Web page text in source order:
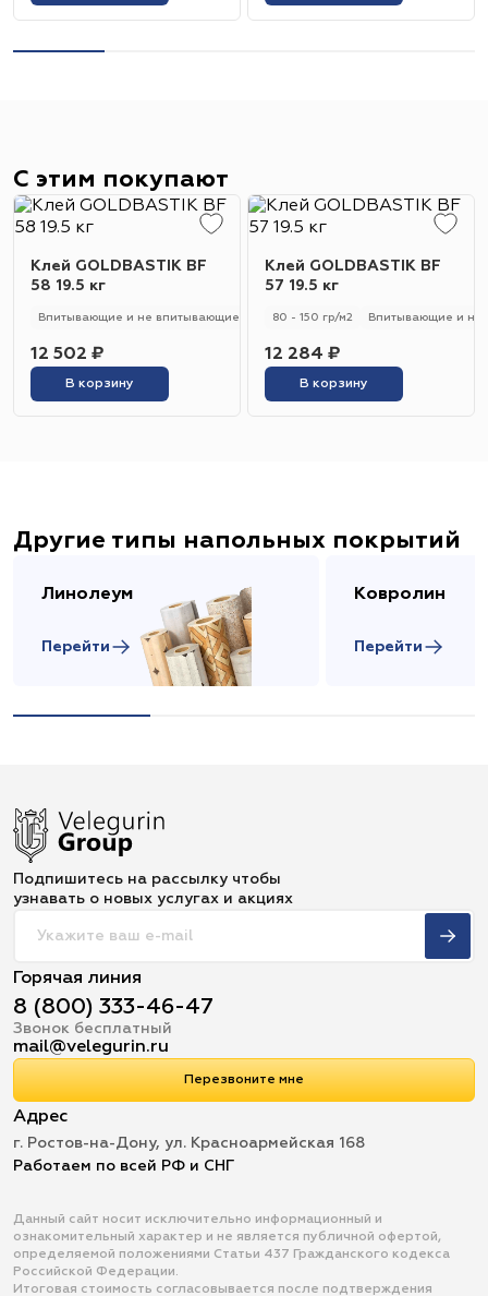
С этим покупают
Клей GOLDBASTIK BF
58 19.5 кг
Впитывающие и не впитывающие 250 - 280 гр/м2 Универсальный
12 502 ₽
В корзину
Клей GOLDBASTIK BF
57 19.5 кг
80 - 150 гр/м2 Впитывающие и не
12 284 ₽
В корзину
Другие типы напольных покрытий
Линолеум
Перейти
Ковролин
Перейти
Подпишитесь на рассылку чтобы
узнавать о новых услугах и акциях
Горячая линия
8 (800) 333-46-47
Звонок бесплатный
mail@velegurin.ru
Перезвоните мне
Адрес
г. Ростов-на-Дону, ул. Красноармейская 168
Работаем по всей РФ и СНГ
Данный сайт носит исключительно информационный и
ознакомительный характер и не является публичной офертой,
определяемой положениями Статьи 437 Гражданского кодекса
Российской Федерации.
Итоговая стоимость согласовывается после подтверждения